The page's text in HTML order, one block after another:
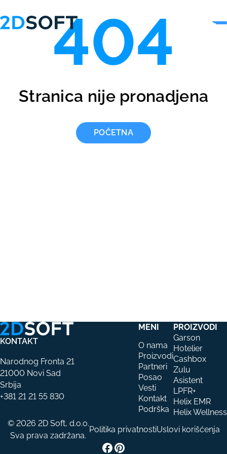
404
Stranica nije pronadjena
POČETNA
KONTAKT
Narodnog Fronta 21
21000 Novi Sad
Srbija
+381 21 21 55 830
MENI
O nama
Proizvodi
Partneri
Posao
Vesti
Kontakt
Podrška
PROIZVODI
Garson
Hotelier
Cashbox
Zulu
Asistent
LPFR+
Helix EMR
Helix Wellness
© 2026 2D Soft, d.o.o.
Sva prava zadržana.
Politika privatnosti Uslovi korišćenja